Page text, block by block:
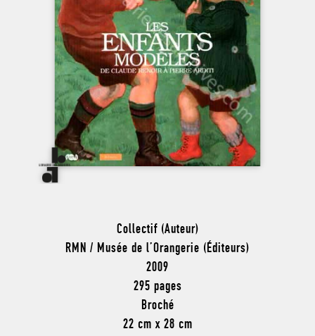
Collectif (Auteur)
RMN / Musée de l’Orangerie (Éditeurs)
2009
295 pages
Broché
22 cm x 28 cm